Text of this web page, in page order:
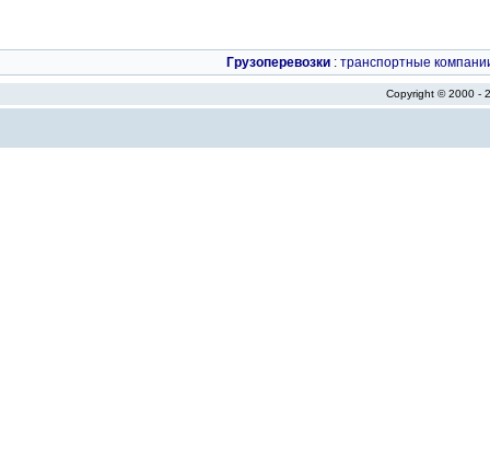
Грузоперевозки : транспортные
Copyright © 2000 -